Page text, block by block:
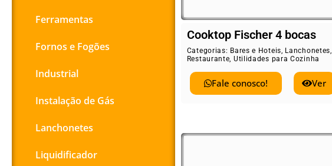
Ferramentas
Fornos e Fogões
Industrial
Instalação de Gás
Lanchonetes
Liquidificador
Cooktop Fischer 4 bocas
Categorias: Bares e Hoteis, Lanchonetes,
Restaurante, Utilidades para Cozinha
Fale conosco! Ver